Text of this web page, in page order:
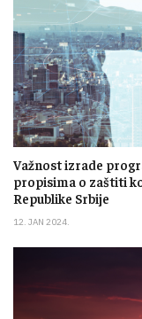
Važnost izrade
propisima o zaštiti
Republike Srbije
12. JAN 2024.